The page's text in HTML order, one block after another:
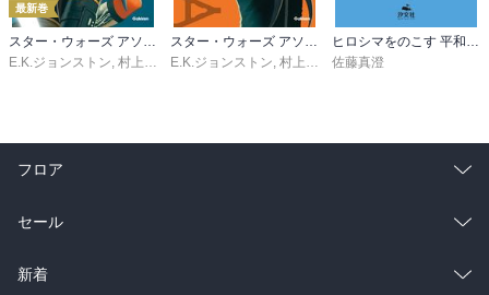
最新巻
E.K.ジョンストン 村上清幸
E.K.ジョンストン 村上清幸
佐藤真澄
フロア
総合
ラノベ
セール
総合
新着